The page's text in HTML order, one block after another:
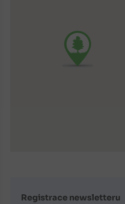
Registrace newsletteru